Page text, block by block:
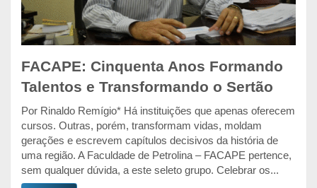
FACAPE: Cinquenta Anos Formando
Talentos e Transformando o Sertão
Por Rinaldo Remígio* Há instituições que apenas oferecem
cursos. Outras, porém, transformam vidas, moldam
gerações e escrevem capítulos decisivos da história de
uma região. A Faculdade de Petrolina – FACAPE pertence,
sem qualquer dúvida, a este seleto grupo. Celebrar os...